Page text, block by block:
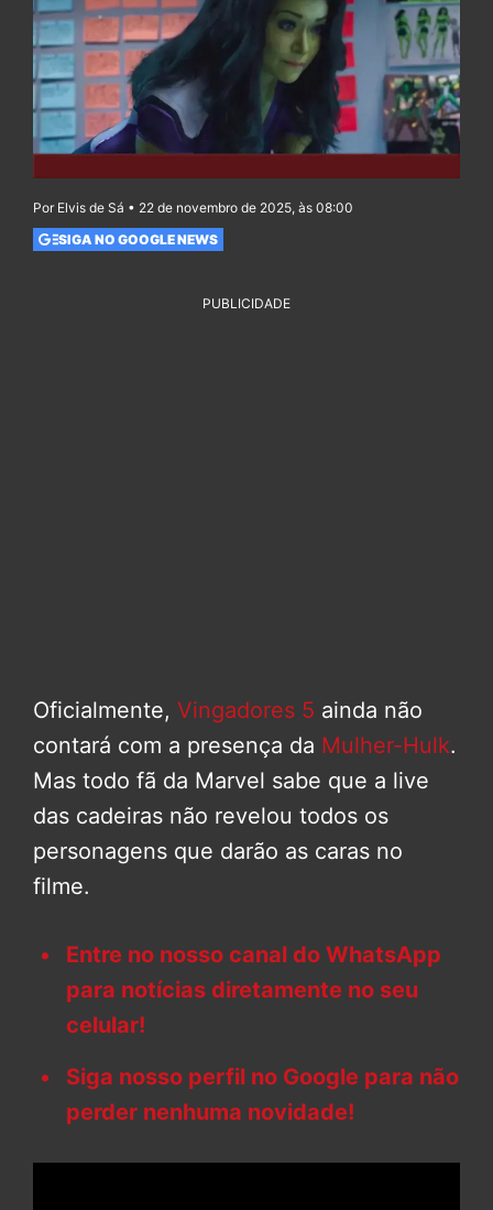
Por Elvis de Sá • 22 de novembro de 2025, às 08:00
SIGA NO GOOGLE NEWS
PUBLICIDADE
Oficialmente, Vingadores 5 ainda não
contará com a presença da Mulher-Hulk.
Mas todo fã da Marvel sabe que a live
das cadeiras não revelou todos os
personagens que darão as caras no
filme.
Entre no nosso canal do WhatsApp
para notícias diretamente no seu
celular!
Siga nosso perfil no Google para não
perder nenhuma novidade!